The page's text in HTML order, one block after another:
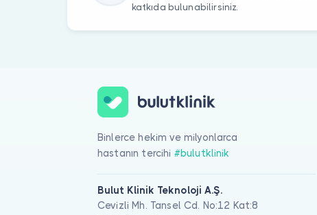
katkıda bulunabilirsiniz.
Binlerce hekim ve milyonlarca
hastanın tercihi #bulutklinik
Bulut Klinik Teknoloji A.Ş.
Cevizli Mh. Tansel Cd. No:12 Kat:8